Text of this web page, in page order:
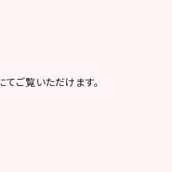
ご覧いただけます。